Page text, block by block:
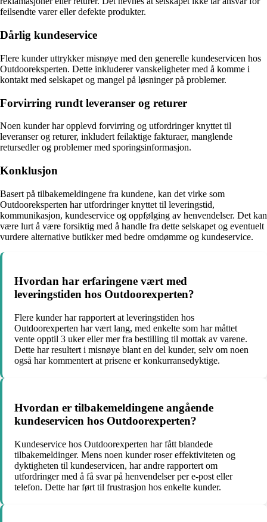
feilsendte varer eller defekte produkter.
Dårlig kundeservice
Flere kunder uttrykker misnøye med den generelle kundeservicen hos
Outdooreksperten. Dette inkluderer vanskeligheter med å komme i
kontakt med selskapet og mangel på løsninger på problemer.
Forvirring rundt leveranser og returer
Noen kunder har opplevd forvirring og utfordringer knyttet til
leveranser og returer, inkludert feilaktige fakturaer, manglende
retursedler og problemer med sporingsinformasjon.
Konklusjon
Basert på tilbakemeldingene fra kundene, kan det virke som
Outdooreksperten har utfordringer knyttet til leveringstid,
kommunikasjon, kundeservice og oppfølging av henvendelser. Det kan
være lurt å være forsiktig med å handle fra dette selskapet og eventuelt
vurdere alternative butikker med bedre omdømme og kundeservice.
Hvordan har erfaringene vært med
leveringstiden hos Outdoorexperten?
Flere kunder har rapportert at leveringstiden hos
Outdoorexperten har vært lang, med enkelte som har måttet
vente opptil 3 uker eller mer fra bestilling til mottak av varene.
Dette har resultert i misnøye blant en del kunder, selv om noen
også har kommentert at prisene er konkurransedyktige.
Hvordan er tilbakemeldingene angående
kundeservicen hos Outdoorexperten?
Kundeservice hos Outdoorexperten har fått blandede
tilbakemeldinger. Mens noen kunder roser effektiviteten og
dyktigheten til kundeservicen, har andre rapportert om
utfordringer med å få svar på henvendelser per e-post eller
telefon. Dette har ført til frustrasjon hos enkelte kunder.